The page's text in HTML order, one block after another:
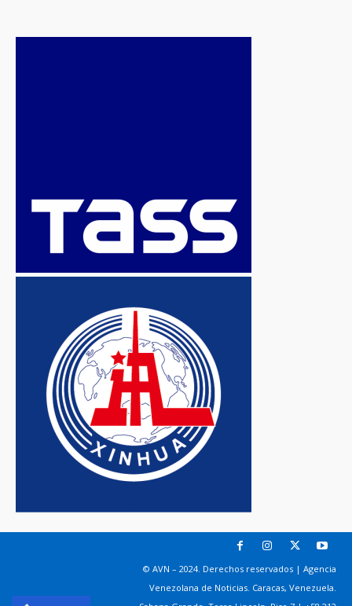
© AVN – 2024. Derechos reservados | Agencia
Venezolana de Noticias. Caracas, Venezuela.